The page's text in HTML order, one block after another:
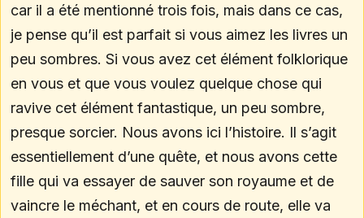
car il a été mentionné trois fois, mais dans ce cas,
je pense qu’il est parfait si vous aimez les livres un
peu sombres. Si vous avez cet élément folklorique
en vous et que vous voulez quelque chose qui
ravive cet élément fantastique, un peu sombre,
presque sorcier. Nous avons ici l’histoire. Il s’agit
essentiellement d’une quête, et nous avons cette
fille qui va essayer de sauver son royaume et de
vaincre le méchant, et en cours de route, elle va